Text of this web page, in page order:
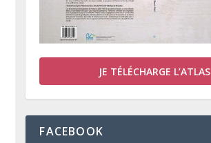
JE TÉLÉCHARGE L’ATLAS
FACEBOOK